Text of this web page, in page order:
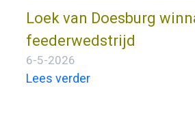
Loek van Doesburg
feederwedstrijd
6-5-2026
Lees verder